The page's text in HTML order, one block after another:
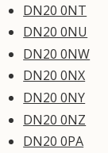
DN20 0NT
DN20 0NU
DN20 0NW
DN20 0NX
DN20 0NY
DN20 0NZ
DN20 0PA